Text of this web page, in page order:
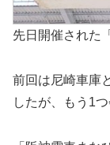
先日開催された
前回は尼崎車庫
したが、もう1